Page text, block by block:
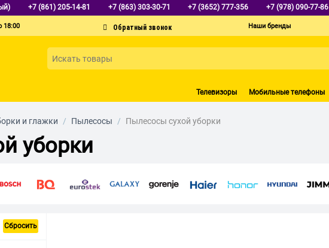
+7 (861) 205-14-81 +7 (863) 303-30-71 +7 (3652) 777-356 +7 (978) 090-77-86
18:00 Наши бренды
Телевизоры Мобильные телефоны
и глажки / Пылесосы / Пылесосы сухой уборки
уборки
Сбросить